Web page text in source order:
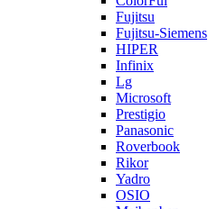
Fujitsu
Fujitsu-Siemens
HIPER
Infinix
Lg
Microsoft
Prestigio
Panasonic
Roverbook
Rikor
Yadro
OSIO